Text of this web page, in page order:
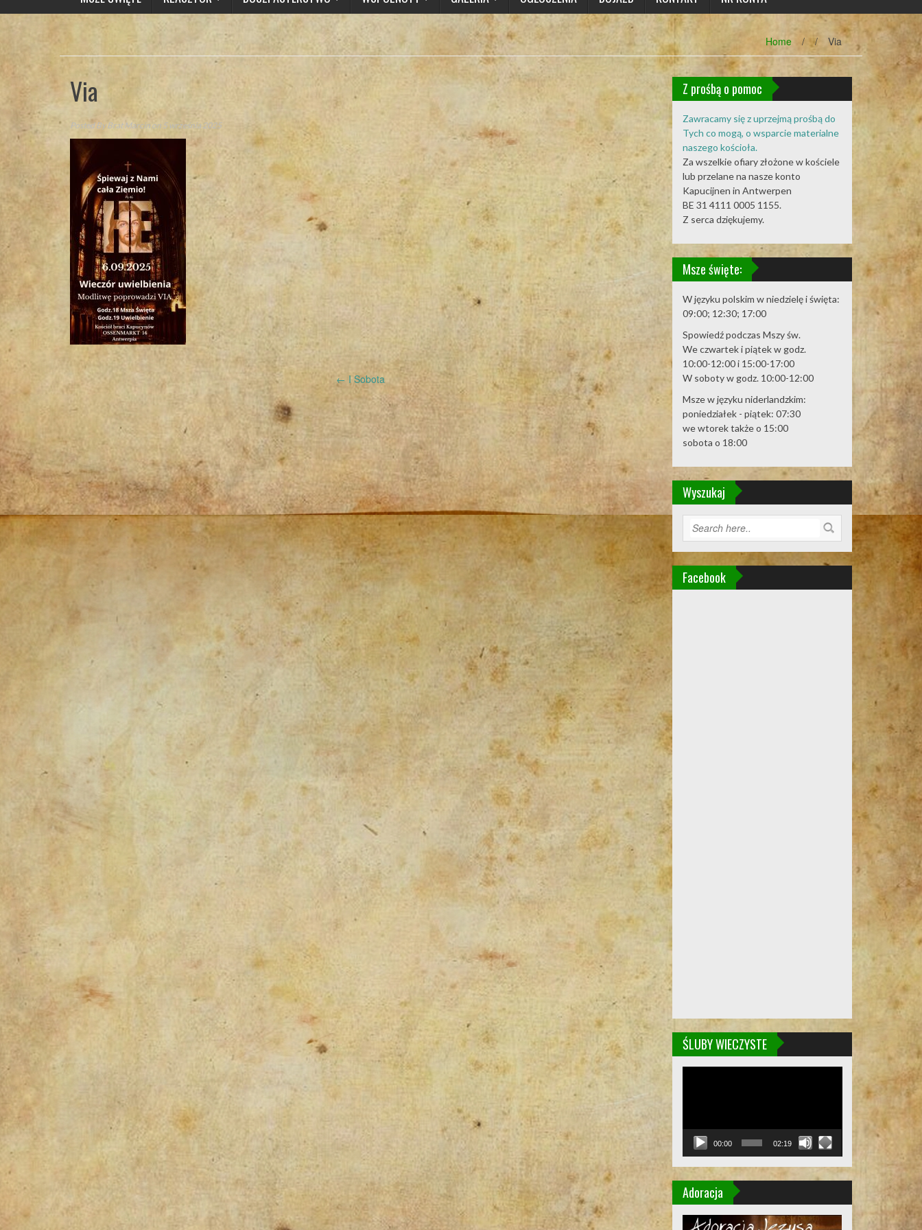
Home / / Via
Via
Posted ByBrat Marcin on 5 września 2025
Post
navigation
← I Sobota
Z prośbą o pomoc
Zawracamy się z uprzejmą prośbą do
Tych co mogą, o wsparcie materialne
naszego kościoła.
Za wszelkie ofiary złożone w kościele
lub przelane na nasze konto
Kapucijnen in Antwerpen
BE 31 4111 0005 1155.
Z serca dziękujemy.
Msze święte:
W języku polskim w niedzielę i święta:
09:00; 12:30; 17:00
Spowiedź podczas Mszy św.
We czwartek i piątek w godz.
10:00-12:00 i 15:00-17:00
W soboty w godz. 10:00-12:00
Msze w języku niderlandzkim:
poniedziałek - piątek: 07:30
we wtorek także o 15:00
sobota o 18:00
Wyszukaj
Facebook
ŚLUBY WIECZYSTE
00:00 02:19
Adoracja